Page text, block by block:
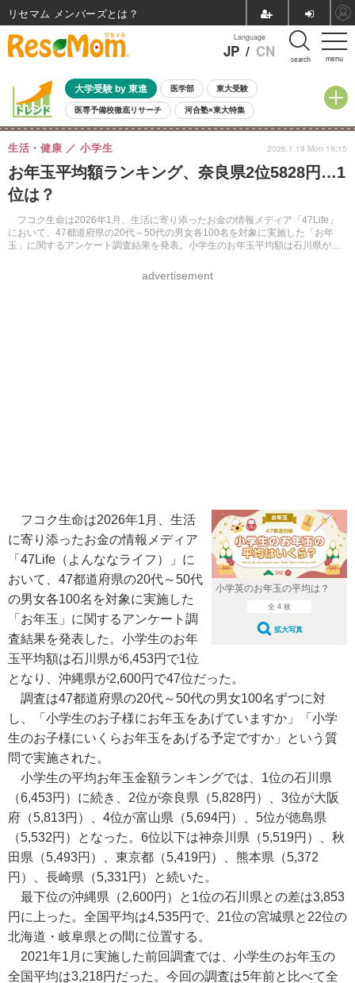
menu
Language
JP / CN search
大学受験 by 東進 医学部 東大受験
医専予備校徹底リサーチ 河合塾×東大特集
親子で考える大学選び 高校受験 中学受験 小学校受験
共通テスト 夏休み
8月開催イベント・WS 全国公立高校 過去問 人気記事
自由研究教材（小学生向け）
お年玉平均額ランキング、奈良県2位5828円…1
位は？
フコク生命は2026年1月、生活に寄り添ったお金の情報メディア「47Life」
において、47都道府県の20代～50代の男女各100名を対象に実施した「お年
玉」に関するアンケート調査結果を発表。小学生のお年玉平均額は石川県が
生活・健康 小学生
advertisement
2026.1.19 Mon 19:15
小学英のお年玉の平均は？
全 4 枚
拡大写真
フコク生命は2026年1月、生活
に寄り添ったお金の情報メディア
「47Life（よんななライフ）」に
おいて、47都道府県の20代～50代
の男女各100名を対象に実施した
「お年玉」に関するアンケート調
査結果を発表した。小学生のお年
玉平均額は石川県が6,453円で1位
となり、沖縄県が2,600円で47位だった。
調査は47都道府県の20代～50代の男女100名ずつに対
し、「小学生のお子様にお年玉をあげていますか」「小学
生のお子様にいくらお年玉をあげる予定ですか」という質
問で実施された。
小学生の平均お年玉金額ランキングでは、1位の石川県
（6,453円）に続き、2位が奈良県（5,828円）、3位が大阪
府（5,813円）、4位が富山県（5,694円）、5位が徳島県
（5,532円）となった。6位以下は神奈川県（5,519円）、秋
田県（5,493円）、東京都（5,419円）、熊本県（5,372
円）、長崎県（5,331円）と続いた。
最下位の沖縄県（2,600円）と1位の石川県との差は3,853
円に上った。全国平均は4,535円で、21位の宮城県と22位の
北海道・岐阜県との間に位置する。
2021年1月に実施した前回調査では、小学生のお年玉の
全国平均は3,218円だった。今回の調査は5年前と比べて全
リセマム メンバーズ